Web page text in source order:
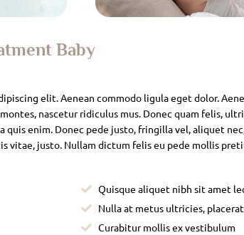
Baby
elit. Aenean commodo ligula eget dolor.
nascetur ridiculus mus. Donec quam felis,
quis enim. Donec pede justo, fringilla vel, aliquet
vitae, justo. Nullam dictum felis eu pede mollis
Quisque aliquet nibh sit amet
Nulla at metus ultricies,
Curabitur mollis ex vestibulum